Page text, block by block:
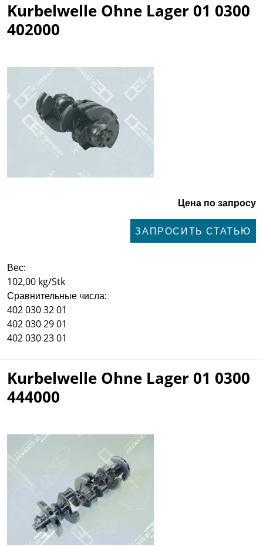
Kurbelwelle Ohne Lager 01 0300
402000
Цена по запросу
ЗАПРОСИТЬ СТАТЬЮ
Вес:
102,00 kg/Stk
Сравнительные числа:
402 030 32 01
402 030 29 01
402 030 23 01
Kurbelwelle Ohne Lager 01 0300
444000